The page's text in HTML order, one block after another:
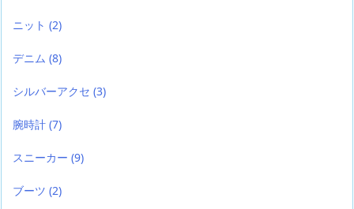
ニット (2)
デニム (8)
シルバーアクセ (3)
腕時計 (7)
スニーカー (9)
ブーツ (2)